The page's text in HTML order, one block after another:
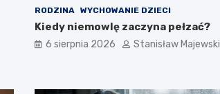
RODZINA WYCHOWANIE DZIECI
Kiedy niemowlę zaczyna pełzać?
6 sierpnia 2026 Stanisław Majewski